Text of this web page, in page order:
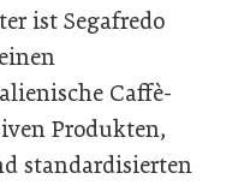
ist Segafredo
Caffè-
Produkten,
standardisierten